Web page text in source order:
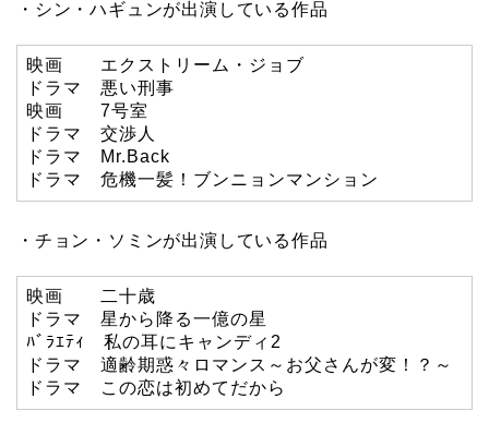
・シン・ハギュンが出演している作品
映画 エクストリーム・ジョブ
ドラマ 悪い刑事
映画 7号室
ドラマ 交渉人
ドラマ Mr.Back
ドラマ 危機一髪！ブンニョンマンション
・チョン・ソミンが出演している作品
映画 二十歳
ドラマ 星から降る一億の星
ﾊﾞﾗｴﾃｨ 私の耳にキャンディ2
ドラマ 適齢期惑々ロマンス～お父さんが変！？～
ドラマ この恋は初めてだから